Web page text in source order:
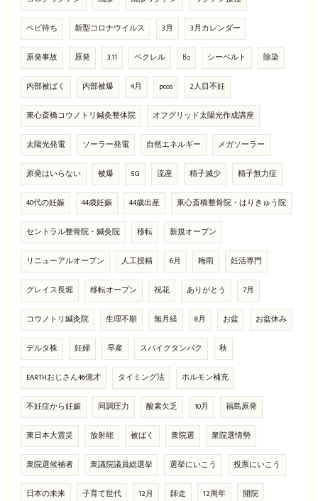
ベビ待ち 新型コロナウイルス 3月 3月カレンダー
原発事故 原発 3.11 ベクレル ㏃ シーベルト 除染
内部被ばく 内部被爆 4月 pcos 2人目不妊
東心斎橋コウノトリ鍼灸整体院 オフグリッド太陽光作成講座
太陽光発電 ソーラー発電 自然エネルギー メガソーラー
原発はいらない 被爆 5G 流産 精子減少 精子無力症
40代の妊娠 44歳妊娠 44歳出産 東心斎橋整骨院・はりきゅう院
セントラル整骨院・鍼灸院 移転 新規オープン
リニューアルオープン 人工授精 6月 梅雨 妊活専門
グレイス長堀 移転オープン 祝花 ありがとう 7月
コウノトリ鍼灸院 生理不順 無月経 8月 お盆 お盆休み
デルタ株 妊婦 早産 スパイクタンパク 秋
EARTHおじさん46億才 タイミング法 ホルモン補充
不妊症から妊娠 同調圧力 酸素欠乏 10月 福島原発
東日本大震災 放射能 被ばく 衆院選 衆院選情勢
衆院選候補者 衆議院議員総選挙 選挙にいこう 投票にいこう
日本の未来 子育て世代 12月 師走 12周年 開院